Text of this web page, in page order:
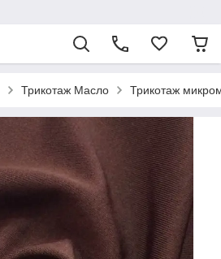
Трикотаж Масло Трикотаж